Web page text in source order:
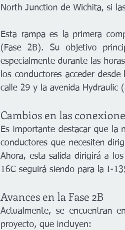
North Junction de Wichita, si
Esta rampa es la primera
(Fase 2B). Su objetivo
especialmente durante las
los conductores acceder
calle 29 y la avenida Hydraulic
Cambios en las
Es importante destacar que la
conductores que necesiten
Ahora, esta salida dirigirá a
16C seguirá siendo para la I-
Avances en la Fase 2B
Actualmente, se encuentran
proyecto, que incluyen: